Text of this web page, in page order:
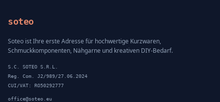
soteo
Soteo ist Ihre erste Adresse für hochwertige Kurzwaren,
Schmuckkomponenten, Nähgarne und kreativen DIY-Bedarf.
S.C. SOTEO S.R.L.
Reg. Com. J2/989/27.06.2024
CUI/VAT: RO50292777
office@soteo.eu